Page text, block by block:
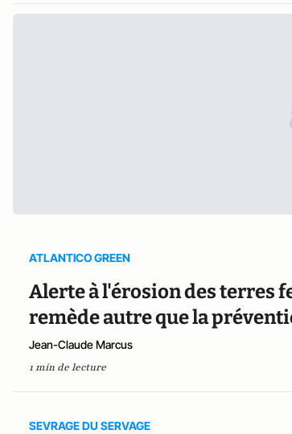
ATLANTICO GREEN
Alerte à l'érosion des terres
remède autre que la
Jean-Claude Marcus
1 min de lecture
SEVRAGE DU SERVAGE